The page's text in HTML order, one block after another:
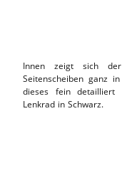
Innen zeigt sich
Seitenscheiben ganz
dieses fein detailliert
Lenkrad in Schwarz.